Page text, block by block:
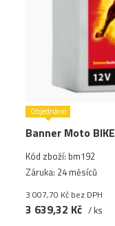
Objednáno
Banner Moto
Kód zboží: bm192
Záruka: 24 měsíců
3 007,70 Kč bez DPH
3 639,32 Kč / ks